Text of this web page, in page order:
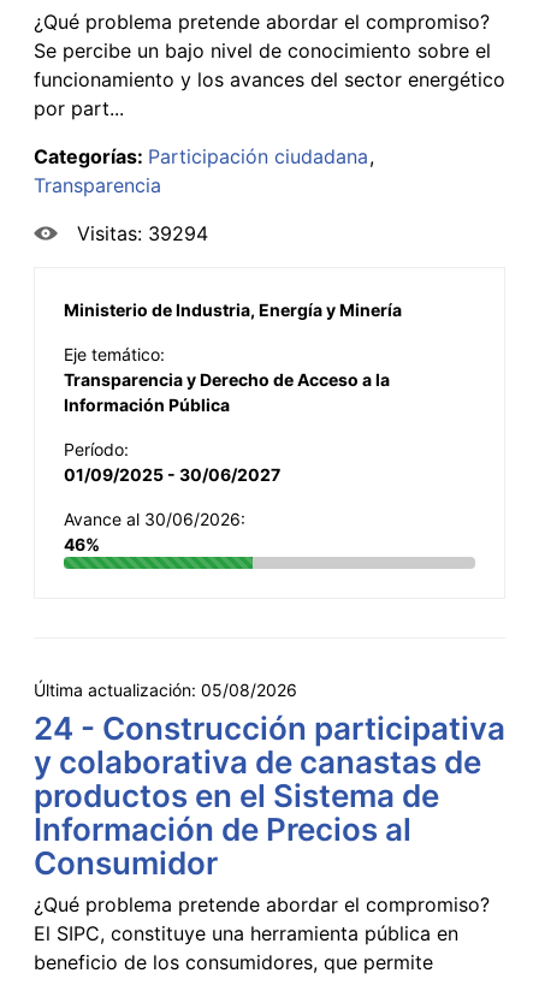
¿Qué problema pretende abordar el compromiso?
Se percibe un bajo nivel de conocimiento sobre el
funcionamiento y los avances del sector energético
por part...
Categorías: Participación ciudadana
Transparencia
Visitas: 39294
Ministerio de Industria, Energía y Minería
Eje temático:
Transparencia y Derecho de Acceso a la
Información Pública
Período:
01/09/2025 - 30/06/2027
Avance al 30/06/2026:
46%
Última actualización: 05/08/2026
24 - Construcción participativa
y colaborativa de canastas de
productos en el Sistema de
Información de Precios al
Consumidor
¿Qué problema pretende abordar el compromiso?
El SIPC, constituye una herramienta pública en
beneficio de los consumidores, que permite